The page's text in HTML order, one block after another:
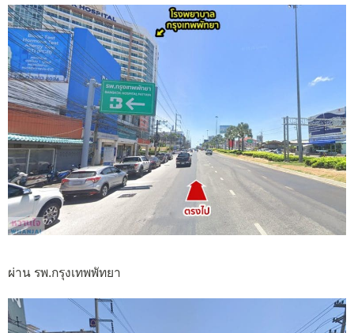
ผ่าน รพ.กรุงเทพพัทยา